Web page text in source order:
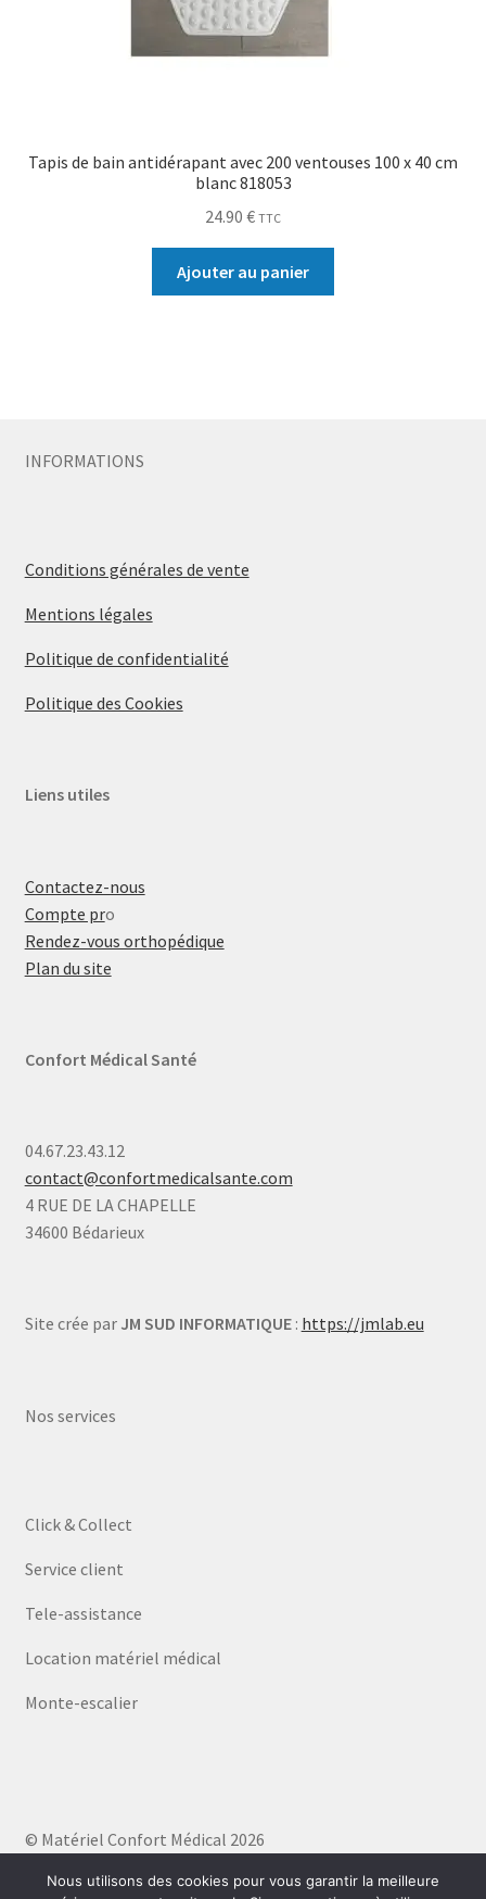
Tapis de bain antidérapant avec 200 ventouses 100 x 40 cm
blanc 818053
24.90 € TTC
Ajouter au panier
INFORMATIONS
Conditions générales de vente
Mentions légales
Politique de confidentialité
Politique des Cookies
Liens utiles
Contactez-nous
Compte pro
Rendez-vous orthopédique
Plan du site
Confort Médical Santé
04.67.23.43.12
contact@confortmedicalsante.com
4 RUE DE LA CHAPELLE
34600 Bédarieux
Site crée par JM SUD INFORMATIQUE: https://jmlab.eu
Nos services
Click & Collect
Service client
Tele-assistance
Location matériel médical
Monte-escalier
© Matériel Confort Médical 2026
Nous utilisons des cookies pour vous garantir la meilleure